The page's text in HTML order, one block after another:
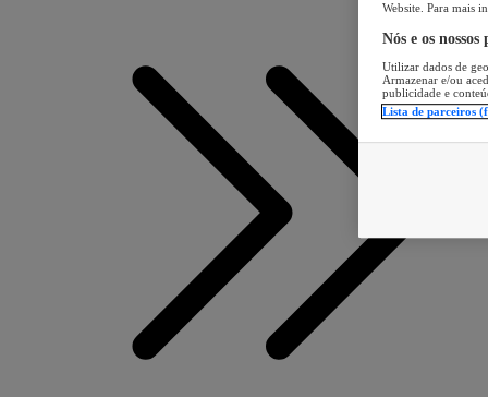
Website. Para mais
Nós e os
Utilizar dados de
Armazenar e/ou
publicidade e
Lista de parceiros